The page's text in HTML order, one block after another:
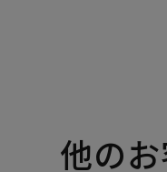
他の